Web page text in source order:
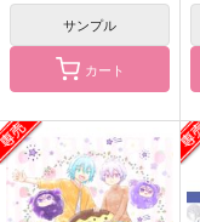
サンプル
カート